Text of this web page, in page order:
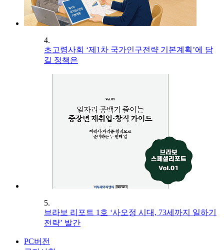
4.
초고령사회 ‘제1차 국가인구전략 기본계획’에 담
길 정책은
5.
브라보 리포트 1호 ‘사오정 시대, 73세까지 일하기
전략’ 발간
PC버전